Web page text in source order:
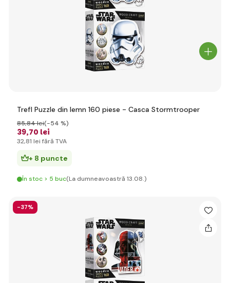
Trefl Puzzle din lemn 160 piese - Casca Stormtrooper
39,70 lei
85,84 lei(-54 %)
32,81 lei fără TVA
+ 8 puncte
În stoc > 5 buc(La dumneavoastră 13.08.)
-37%